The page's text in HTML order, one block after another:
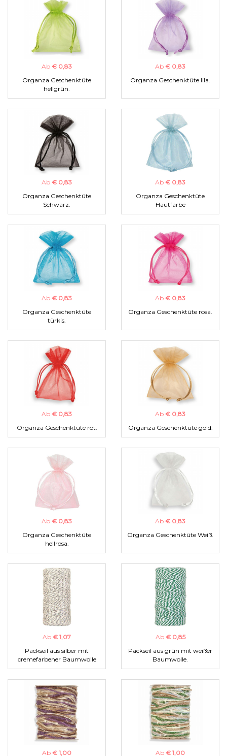
Ab € 0,83
Organza Geschenktüte
hellgrün.
Ab € 0,83
Organza Geschenktüte lila.
Ab € 0,83
Organza Geschenktüte
Schwarz.
Ab € 0,83
Organza Geschenktüte
Hautfarbe
Ab € 0,83
Organza Geschenktüte
türkis.
Ab € 0,83
Organza Geschenktüte rosa.
Ab € 0,83
Organza Geschenktüte rot.
Ab € 0,83
Organza Geschenktüte gold.
Ab € 0,83
Organza Geschenktüte
hellrosa.
Ab € 0,83
Organza Geschenktüte Weiß.
Ab € 1,07
Packseil aus silber mit
cremefarbener Baumwolle
Ab € 0,85
Packseil aus grün mit weißer
Baumwolle.
Ab € 1,00 Ab € 1,00